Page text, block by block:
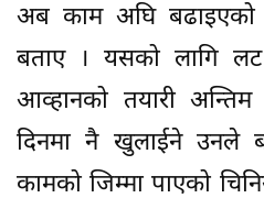
अब काम अघि बढाइएको
बताए । यसको लागि लट
आव्हानको तयारी
दिनमा नै खुलाईने उनले
कामको जिम्मा पाएको